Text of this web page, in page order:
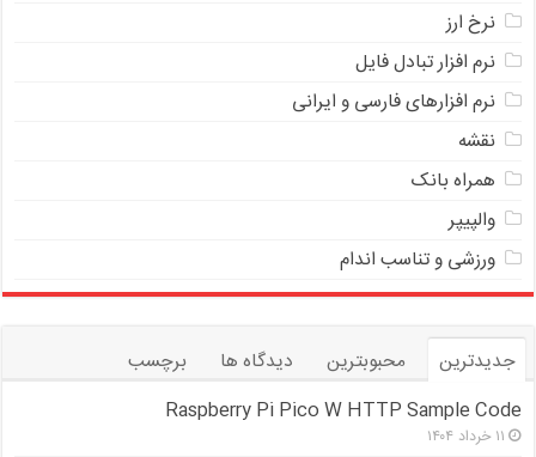
نرخ ارز
ﻧﺮﻡ ﺍﻓﺰﺍﺭ ﺗﺒﺎﺩﻝ ﻓﺎﻳﻞ
نرم افزارهای فارسی و ایرانی
نقشه
همراه بانک
والپیپر
ورزشی و تناسب اندام
جدیدترین محبوبترین دیدگاه ها
برچسب
Raspberry Pi Pico W HTTP Sample Code
۱۱ خرداد ۱۴۰۴